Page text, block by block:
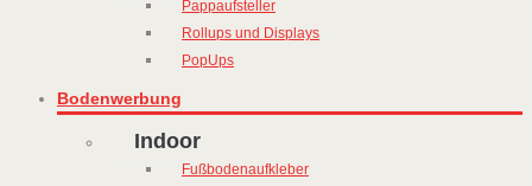
Pappaufsteller
Rollups und Displays
PopUps
Bodenwerbung
Indoor
Fußbodenaufkleber